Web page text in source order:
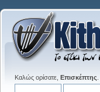
Καλώς ορίσατε, Επισκέπτης